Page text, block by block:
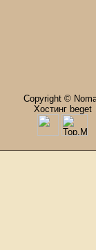
Copyright ©
Хостинг beget